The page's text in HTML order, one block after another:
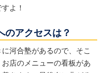
よ！
のアクセスは？
河合塾があるので、そこ
店のメニューの看板があ